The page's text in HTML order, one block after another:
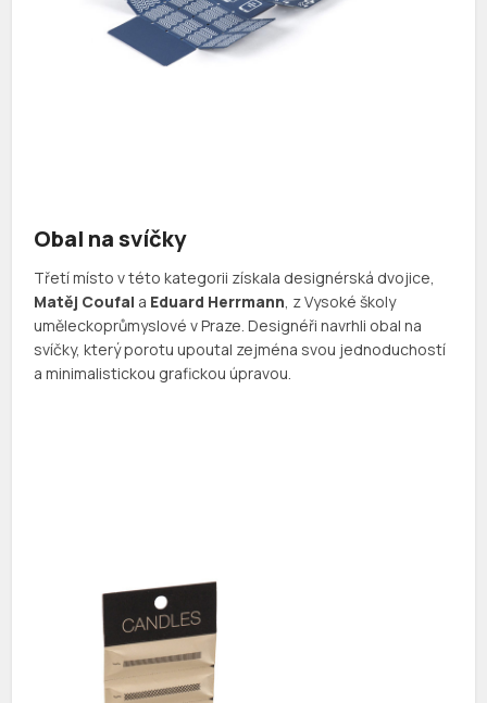
Obal na svíčky
Třetí místo v této kategorii získala designérská dvojice,
Matěj Coufal a Eduard Herrmann, z Vysoké školy
uměleckoprůmyslové v Praze. Designéři navrhli obal na
svíčky, který porotu upoutal zejména svou jednoduchostí
a minimalistickou grafickou úpravou.